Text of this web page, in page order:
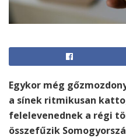
Egykor még
a sínek ritmikusan
felelevenednek a régi
összefűzik